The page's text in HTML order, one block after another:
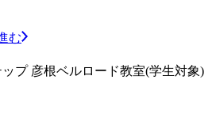
む
プ 彦根ベルロード教室(学生対象)